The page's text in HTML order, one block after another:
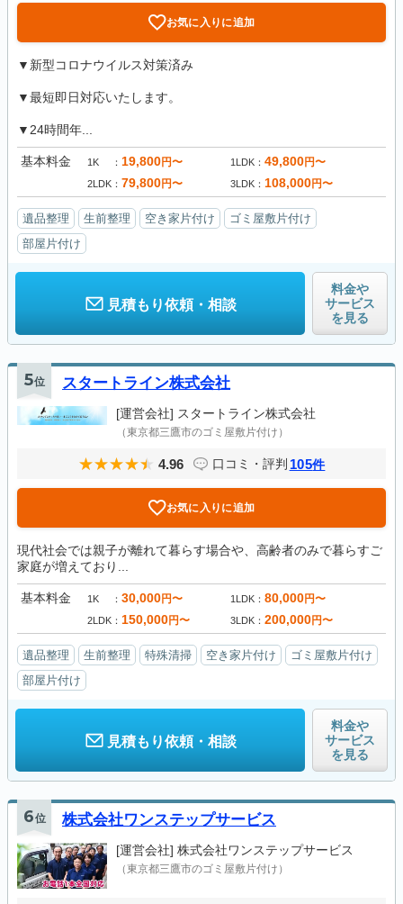
お気に入りに追加
▼新型コロナウイルス対策済み
▼最短即日対応いたします。
▼24時間年...
基本料金 1K 19,800円〜 1LDK 49,800円〜
2LDK 79,800円〜 3LDK 108,000円〜
遺品整理 生前整理 空き家片付け
ゴミ屋敷片付け
部屋片付け
見積もり依頼・相談
料金や
サービス
を見る
5位 スタートライン株式会社
[運営会社] スタートライン株式会社
（東京都三鷹市のゴミ屋敷片付け）
4.96 口コミ・評判 105件
お気に入りに追加
現代社会では親子が離れて暮らす場合や、高齢者のみで暮らすご
家庭が増えており...
基本料金 1K 30,000円〜 1LDK 80,000円〜
2LDK 150,000円〜 3LDK 200,000円〜
遺品整理 生前整理 特殊清掃 空き家片付け
ゴミ屋敷片付け
部屋片付け
見積もり依頼・相談
料金や
サービス
を見る
6位 株式会社ワンステップサービス
[運営会社] 株式会社ワンステップサービス
（東京都三鷹市のゴミ屋敷片付け）